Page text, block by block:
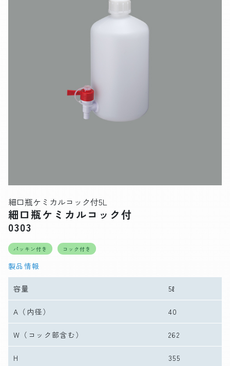
細口瓶ケミカルコック付5L
細口瓶ケミカルコック付
0303
パッキン付き コック付き
製品情報
容量 5ℓ
A （内径） 40
W （コック部含む） 262
H 355